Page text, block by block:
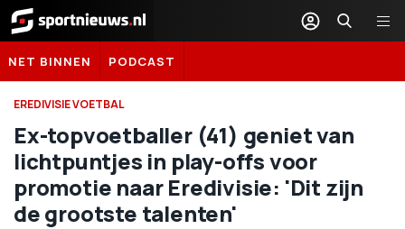
Sportnieuws.nl
NET BINNEN PODCAST
EREDIVISIE VOETBAL
Ex-topvoetballer (41) geniet van
lichtpuntjes in play-offs voor
promotie naar Eredivisie: 'Dit zijn
de grootste talenten'